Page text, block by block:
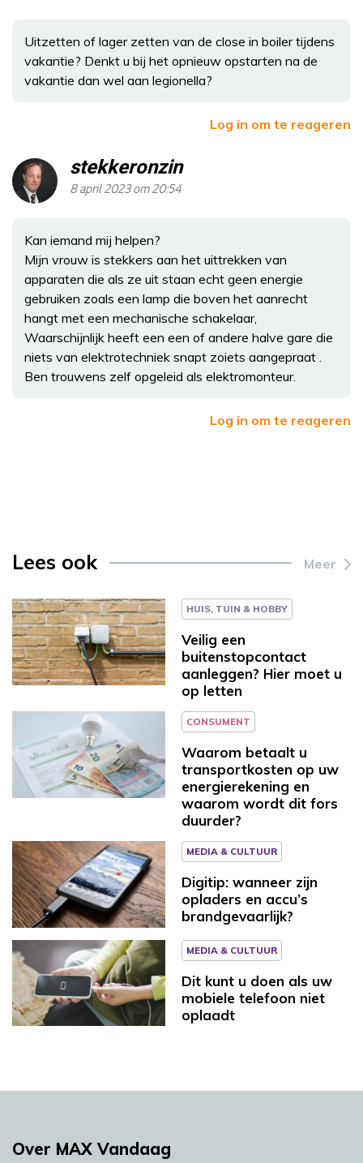
Uitzetten of lager zetten van de close in boiler tijdens
vakantie? Denkt u bij het opnieuw opstarten na de
vakantie dan wel aan legionella?
Log in om te reageren
stekkeronzin
8 april 2023 om 20:54
Kan iemand mij helpen?
Mijn vrouw is stekkers aan het uittrekken van
apparaten die als ze uit staan echt geen energie
gebruiken zoals een lamp die boven het aanrecht
hangt met een mechanische schakelaar,
Waarschijnlijk heeft een een of andere halve gare die
niets van elektrotechniek snapt zoiets aangepraat .
Ben trouwens zelf opgeleid als elektromonteur.
Log in om te reageren
Lees ook Meer
HUIS, TUIN & HOBBY
Veilig een
buitenstopcontact
aanleggen? Hier moet u
op letten
CONSUMENT
Waarom betaalt u
transportkosten op uw
energierekening en
waarom wordt dit fors
duurder?
MEDIA & CULTUUR
Digitip: wanneer zijn
opladers en accu’s
brandgevaarlijk?
MEDIA & CULTUUR
Dit kunt u doen als uw
mobiele telefoon niet
oplaadt
Over MAX Vandaag